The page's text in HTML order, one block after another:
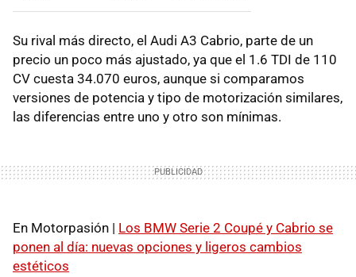
Su rival más directo, el Audi A3 Cabrio, parte de un
precio un poco más ajustado, ya que el 1.6 TDI de 110
CV cuesta 34.070 euros, aunque si comparamos
versiones de potencia y tipo de motorización similares,
las diferencias entre uno y otro son mínimas.
En Motorpasión | Los BMW Serie 2 Coupé y Cabrio se
ponen al día: nuevas opciones y ligeros cambios
estéticos